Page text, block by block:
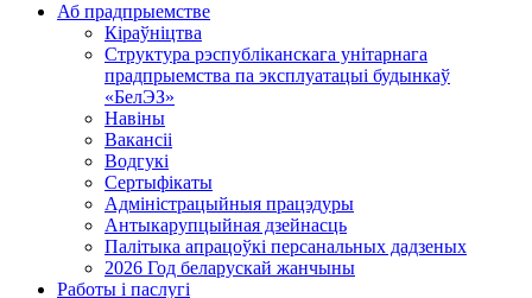
Аб прадпрыемстве
Кіраўніцтва
Структура рэспубліканскага унітарнага
прадпрыемства па эксплуатацыі будынкаў
«БелЭЗ»
Навіны
Вакансіі
Водгукі
Сертыфікаты
Адміністрацыйныя працэдуры
Антыкарупцыйная дзейнасць
Палітыка апрацоўкі персанальных дадзеных
2026 Год беларускай жанчыны
Работы і паслугі